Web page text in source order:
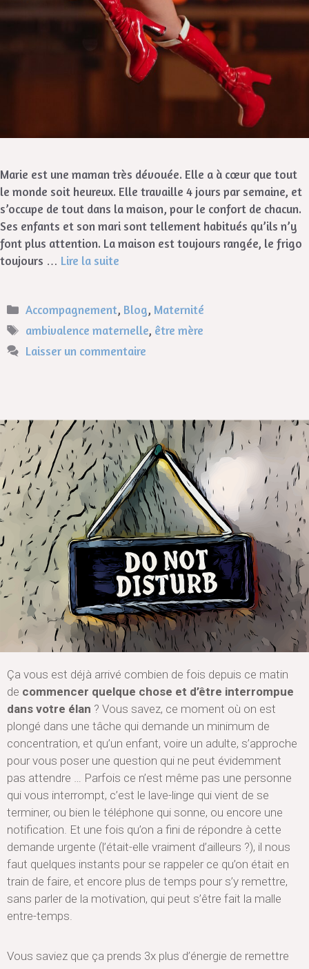
Marie est une maman très dévouée. Elle a à cœur que tout
le monde soit heureux. Elle travaille 4 jours par semaine, et
s’occupe de tout dans la maison, pour le confort de chacun.
Ses enfants et son mari sont tellement habitués qu’ils n’y
font plus attention. La maison est toujours rangée, le frigo
toujours … Lire la suite
Accompagnement, Blog, Maternité
ambivalence maternelle, être mère
Laisser un commentaire
Ça vous est déjà arrivé combien de fois depuis ce matin
de commencer quelque chose et d’être interrompue
dans votre élan ? Vous savez, ce moment où on est
plongé dans une tâche qui demande un minimum de
concentration, et qu’un enfant, voire un adulte, s’approche
pour vous poser une question qui ne peut évidemment
pas attendre … Parfois ce n’est même pas une personne
qui vous interrompt, c’est le lave-linge qui vient de se
terminer, ou bien le téléphone qui sonne, ou encore une
notification. Et une fois qu’on a fini de répondre à cette
demande urgente (l’était-elle vraiment d’ailleurs ?), il nous
faut quelques instants pour se rappeler ce qu’on était en
train de faire, et encore plus de temps pour s’y remettre,
sans parler de la motivation, qui peut s’être fait la malle
entre-temps.
Vous saviez que ça prends 3x plus d’énergie de remettre